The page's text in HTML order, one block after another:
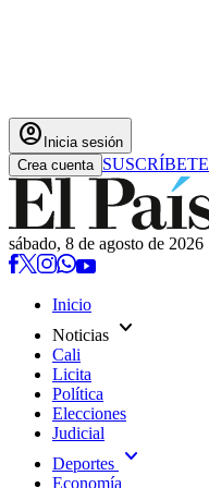
account_circle Inicia sesión
Crea cuenta SUSCRÍBETE
sábado, 8 de agosto de 2026
Inicio
Noticias expand_more
Cali
Licita
Política
Elecciones
Judicial
Deportes expand_more
Economía